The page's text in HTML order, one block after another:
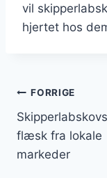
vil
hjertet hos
FORRIGE
flæsk fra lokale
markeder